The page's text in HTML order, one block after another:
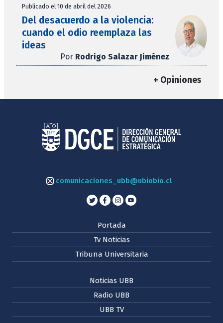
Publicado el 10 de abril del 2026
Del desacuerdo a la violencia:
cuando el odio reemplaza las
ideas
Por Rodrigo Salazar Jiménez
+ Opiniones
comunicaciones_ubb@ubiobio.cl
Portada
Tv Noticias
Tribuna Universitaria
Noticias UBB
Radio UBB
UBB TV